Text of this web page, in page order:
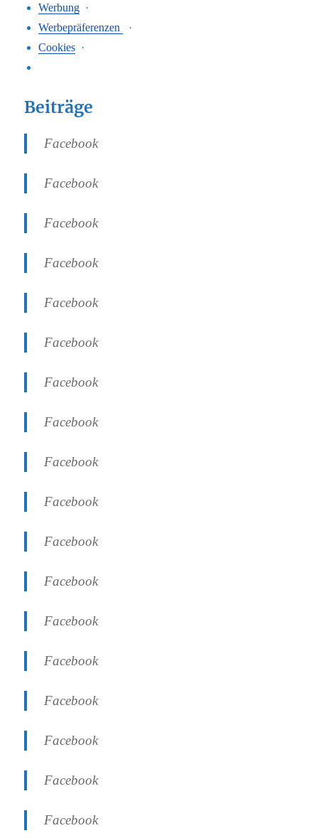
Werbung ·
Werbepräferenzen
·
Cookies ·
Beiträge
Facebook
Facebook
Facebook
Facebook
Facebook
Facebook
Facebook
Facebook
Facebook
Facebook
Facebook
Facebook
Facebook
Facebook
Facebook
Facebook
Facebook
Facebook